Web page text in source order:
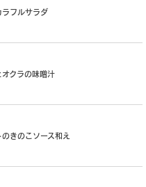
ラフルサラダ
クラの味噌汁
きのこソース和え